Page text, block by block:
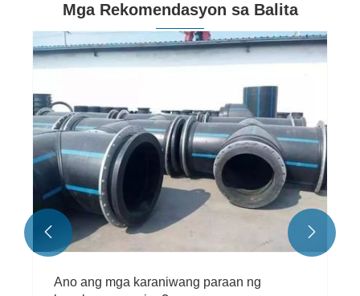
Mga Rekomendasyon sa Balita
paggawa ng mekanikal? Paano makitungo
sa？
Tingnan ang Higit
Pa >>
 